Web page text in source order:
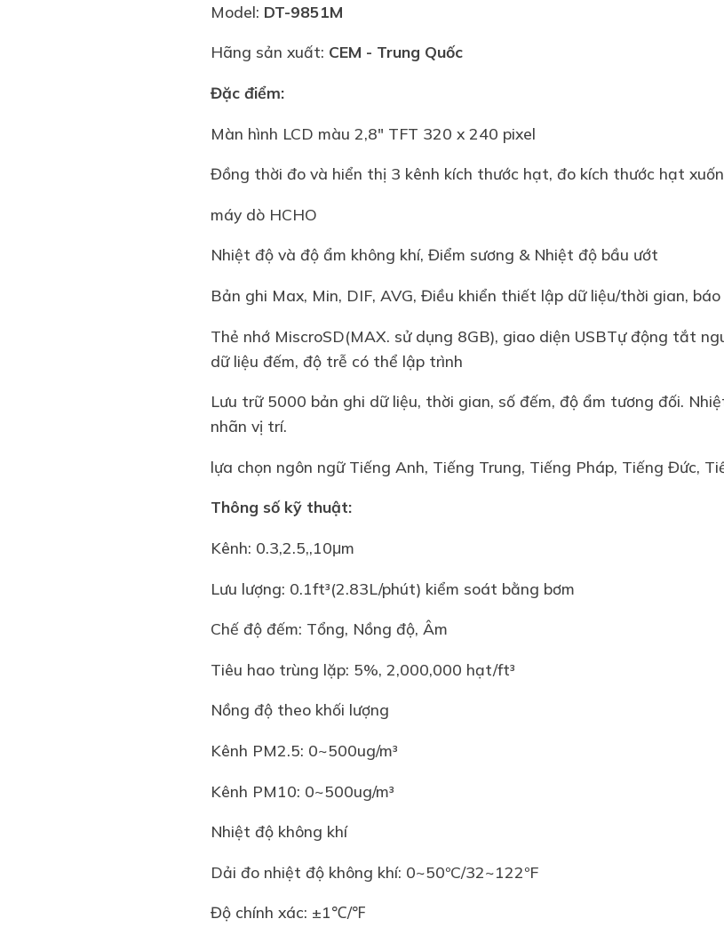
Model: DT-9851M
Hãng sản xuất: CEM - Trung Quốc
Đặc điểm:
Màn hình LCD màu 2,8" TFT 320 x 240 pixel
Đồng thời đo và hiển thị 3 kênh kích thước hạt, đo kích thước hạt
máy dò HCHO
Nhiệt độ và độ ẩm không khí, Điểm sương & Nhiệt độ bầu ướt
Bản ghi Max, Min, DIF, AVG, Điều khiển thiết lập dữ liệu/thời gian,
Thẻ nhớ MiscroSD(MAX. sử dụng 8GB), giao diện USBTự động tắt
dữ liệu đếm, độ trễ có thể lập trình
Lưu trữ 5000 bản ghi dữ liệu, thời gian, số đếm, độ ẩm tương đối.
nhãn vị trí.
lựa chọn ngôn ngữ Tiếng Anh, Tiếng Trung, Tiếng Pháp, Tiếng Đức,
Thông số kỹ thuật:
Kênh: 0.3,2.5,,10μm
Lưu lượng: 0.1ft³(2.83L/phút) kiểm soát bằng bơm
Chế độ đếm: Tổng, Nồng độ, Âm
Tiêu hao trùng lặp: 5%, 2,000,000 hạt/ft³
Nồng độ theo khối lượng
Kênh PM2.5: 0~500ug/m³
Kênh PM10: 0~500ug/m³
Nhiệt độ không khí
Dải đo nhiệt độ không khí: 0~50ºC/32~122ºF
Độ chính xác: ±1℃/℉